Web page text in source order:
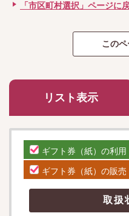
「市区町村選択」ページに
リスト表示
ギフト券（紙）の利用
ギフト券（紙）の販売